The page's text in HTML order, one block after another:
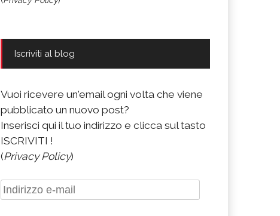
Iscriviti al blog
Vuoi ricevere un'email ogni volta che viene
pubblicato un nuovo post?
Inserisci qui il tuo indirizzo e clicca sul tasto
ISCRIVITI !
(Privacy Policy)
Indirizzo
e-